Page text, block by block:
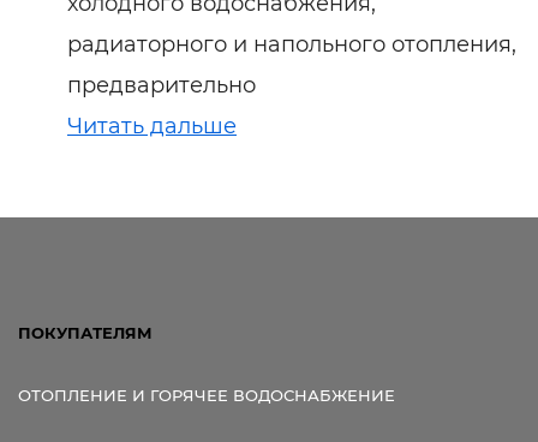
радиаторного и напольного отопления,
предварительно
Читать дальше
ПОКУПАТЕЛЯМ
ОТОПЛЕНИЕ И ГОРЯЧЕЕ ВОДОСНАБЖЕНИЕ